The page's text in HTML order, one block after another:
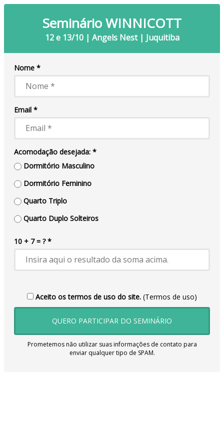
Seminário WINNICOTT
12 e 13/10 | Angels Nest | Juquitiba
Nome *
Email *
Acomodação desejada: *
Dormitório Masculino
Dormitório Feminino
Quarto Triplo
Quarto Duplo Solteiros
10 + 7 = ? *
Aceito os termos de uso do site. (Termos de uso)
QUERO PARTICIPAR DO SEMINÁRIO
Prometemos não utilizar suas informações de contato para
enviar qualquer tipo de SPAM.